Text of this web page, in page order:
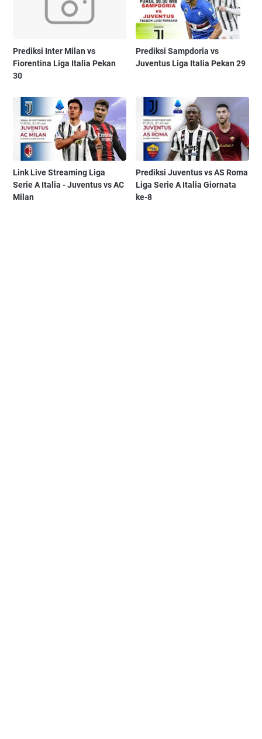
Prediksi Inter Milan vs
Fiorentina Liga Italia Pekan
30
Prediksi Sampdoria vs
Juventus Liga Italia Pekan 29
Link Live Streaming Liga
Serie A Italia - Juventus vs AC
Milan
Prediksi Juventus vs AS Roma
Liga Serie A Italia Giornata
ke-8